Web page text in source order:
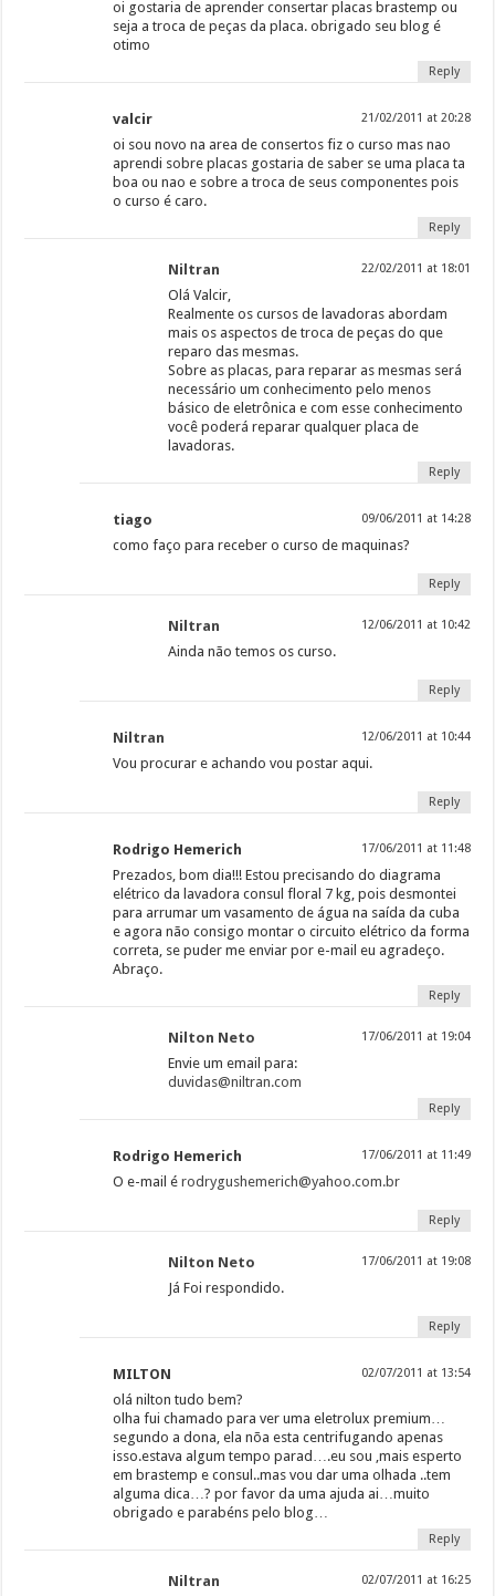
oi gostaria de aprender consertar placas brastemp ou
seja a troca de peças da placa. obrigado seu blog é
otimo
Reply
valcir 21/02/2011 at 20:28
oi sou novo na area de consertos fiz o curso mas nao
aprendi sobre placas gostaria de saber se uma placa ta
boa ou nao e sobre a troca de seus componentes pois
o curso é caro.
Reply
Niltran 22/02/2011 at 18:01
Olá Valcir,
Realmente os cursos de lavadoras abordam
mais os aspectos de troca de peças do que
reparo das mesmas.
Sobre as placas, para reparar as mesmas será
necessário um conhecimento pelo menos
básico de eletrônica e com esse conhecimento
você poderá reparar qualquer placa de
lavadoras.
Reply
tiago 09/06/2011 at 14:28
como faço para receber o curso de maquinas?
Reply
Niltran 12/06/2011 at 10:42
Ainda não temos os curso.
Reply
Niltran 12/06/2011 at 10:44
Vou procurar e achando vou postar aqui.
Reply
Rodrigo Hemerich 17/06/2011 at 11:48
Prezados, bom dia!!! Estou precisando do diagrama
elétrico da lavadora consul floral 7 kg, pois desmontei
para arrumar um vasamento de água na saída da cuba
e agora não consigo montar o circuito elétrico da forma
correta, se puder me enviar por e-mail eu agradeço.
Abraço.
Reply
Nilton Neto 17/06/2011 at 19:04
Envie um email para:
duvidas@niltran.com
Reply
Rodrigo Hemerich 17/06/2011 at 11:49
O e-mail érodrygushemerich@yahoo.com.br
Reply
Nilton Neto 17/06/2011 at 19:08
Já Foi respondido.
Reply
MILTON 02/07/2011 at 13:54
olá nilton tudo bem?
olha fui chamado para ver uma eletrolux premium…
segundo a dona, ela nõa esta centrifugando apenas
isso.estava algum tempo parad….eu sou ,mais esperto
em brastemp e consul..mas vou dar uma olhada ..tem
alguma dica…? por favor da uma ajuda ai…muito
obrigado e parabéns pelo blog…
Reply
Niltran 02/07/2011 at 16:25